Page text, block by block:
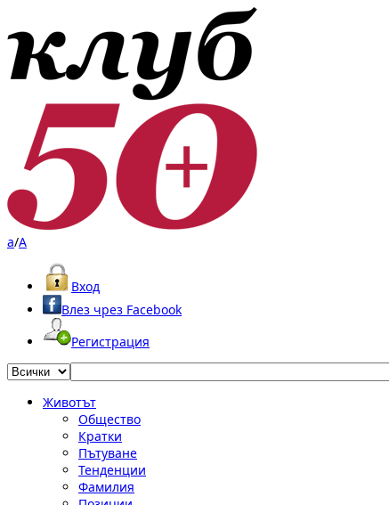
a/A
Вход
Влез чрез Facebook
Регистрация
Животът
Общество
Кратки
Пътуване
Тенденции
Фамилия